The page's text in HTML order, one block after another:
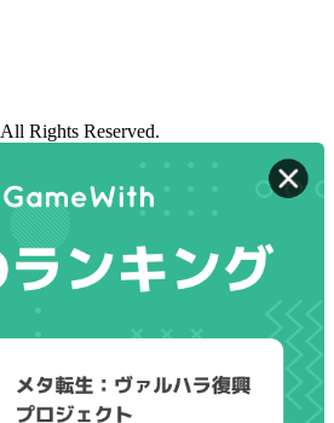
All Rights Reserved.